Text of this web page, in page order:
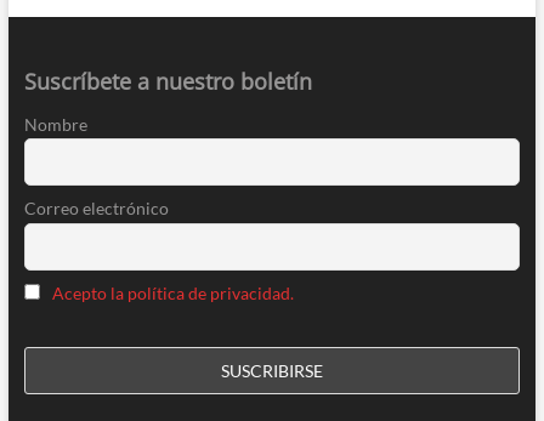
Suscríbete a nuestro boletín
Nombre
Correo electrónico
Acepto la política de privacidad.